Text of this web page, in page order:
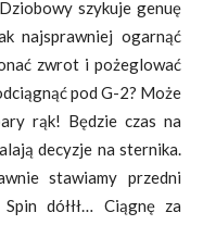
szykuje genuę
najsprawniej ogarnąć
zwrot i pożeglować
pod G-2? Może
rąk! Będzie czas na
decyzje na sternika.
stawiamy przedni
dółłł… Ciągnę za